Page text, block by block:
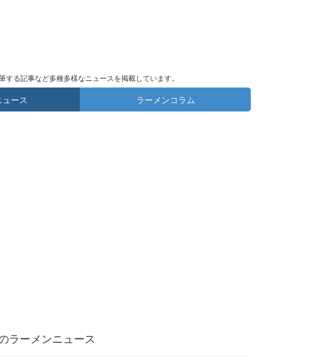
る記事など多種多様なニュースを掲載しています。
ース ラーメンコラム
ラーメンニュース